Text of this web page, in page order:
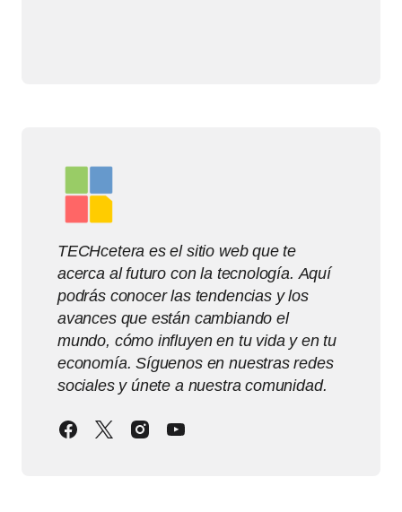
TECHcetera es el sitio web que te
acerca al futuro con la tecnología. Aquí
podrás conocer las tendencias y los
avances que están cambiando el
mundo, cómo influyen en tu vida y en tu
economía. Síguenos en nuestras redes
sociales y únete a nuestra comunidad.